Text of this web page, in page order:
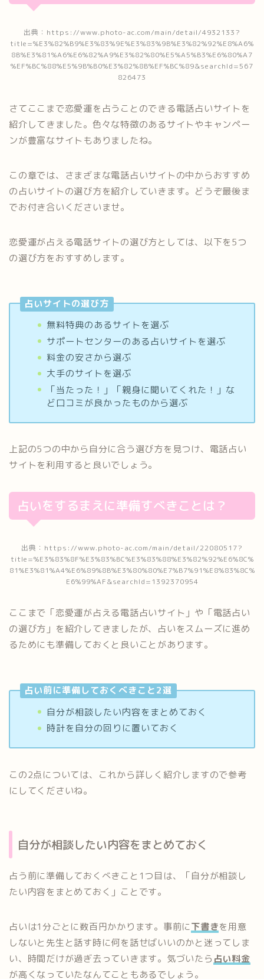
出典：https://www.photo-ac.com/main/detail/4932133?
title=%E3%82%B9%E3%83%9E%E3%83%9B%E3%82%92%E8%A6%
8B%E3%81%A6%E6%82%A9%E3%82%80%E5%A5%B3%E6%80%A7
%EF%BC%88%E5%9B%B0%E3%82%8B%EF%BC%89&searchId=567
826473
さてここまで恋愛運を占うことのできる電話占いサイトを
紹介してきました。色々な特徴のあるサイトやキャンペー
ンが豊富なサイトもありましたね。
この章では、さまざまな電話占いサイトの中からおすすめ
の占いサイトの選び方を紹介していきます。どうぞ最後ま
でお付き合いくださいませ。
恋愛運が占える電話サイトの選び方としては、以下を5つ
の選び方をおすすめします。
占いサイトの選び方
無料特典のあるサイトを選ぶ
サポートセンターのある占いサイトを選ぶ
料金の安さから選ぶ
大手のサイトを選ぶ
「当たった！」「親身に聞いてくれた！」な
ど口コミが良かったものから選ぶ
上記の5つの中から自分に合う選び方を見つけ、電話占い
サイトを利用すると良いでしょう。
占いをするまえに準備すべきことは？
出典：https://www.photo-ac.com/main/detail/22080517?
title=%E3%83%8F%E3%83%BC%E3%83%88%E3%82%92%E6%8C%
81%E3%81%A4%E6%89%8B%E3%80%80%E7%B7%91%E8%83%8C%
E6%99%AF&searchId=1392370954
ここまで「恋愛運が占える電話占いサイト」や「電話占い
の選び方」を紹介してきましたが、占いをスムーズに進め
るためにも準備しておくと良いことがあります。
占い前に準備しておくべきこと2選
自分が相談したい内容をまとめておく
時計を自分の回りに置いておく
この2点については、これから詳しく紹介しますので参考
にしてくださいね。
自分が相談したい内容をまとめておく
占う前に準備しておくべきこと1つ目は、「自分が相談し
たい内容をまとめておく」ことです。
占いは1分ごとに数百円かかります。事前に下書きを用意
しないと先生と話す時に何を話せばいいのかと迷ってしま
い、時間だけが過ぎ去っていきます。気づいたら 占い料金
が高くなっていたなんてこともあるでしょう。